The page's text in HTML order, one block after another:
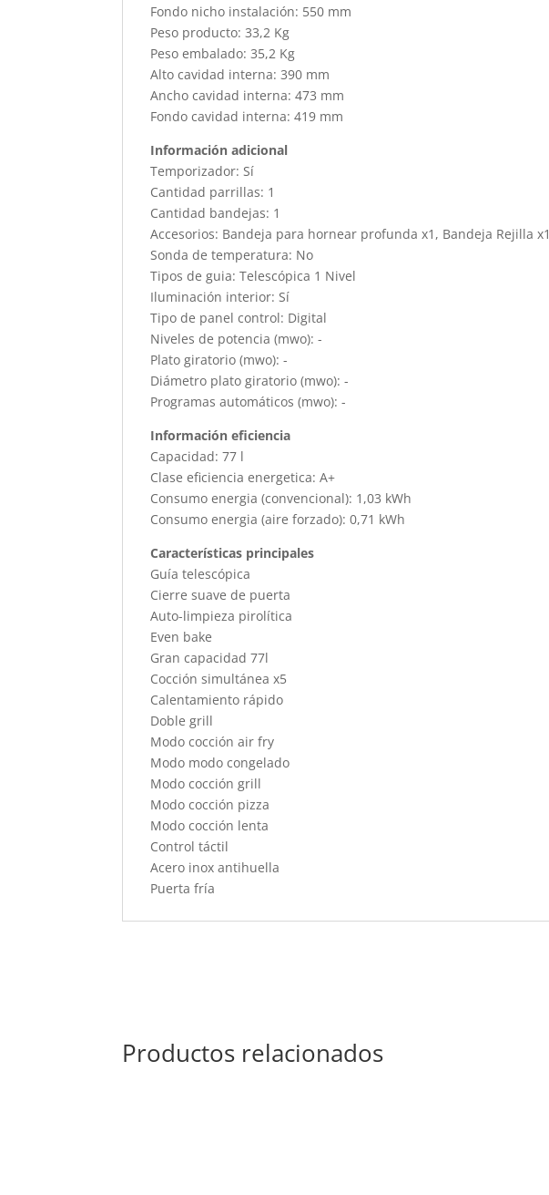
Fondo nicho instalación: 550 mm
Peso producto: 33,2 Kg
Peso embalado: 35,2 Kg
Alto cavidad interna: 390 mm
Ancho cavidad interna: 473 mm
Fondo cavidad interna: 419 mm
Información adicional
Temporizador: Sí
Cantidad parrillas: 1
Cantidad bandejas: 1
Accesorios: Bandeja para hornear profunda x1, Bandeja Rejilla x1
Sonda de temperatura: No
Tipos de guia: Telescópica 1 Nivel
Iluminación interior: Sí
Tipo de panel control: Digital
Niveles de potencia (mwo): -
Plato giratorio (mwo): -
Diámetro plato giratorio (mwo): -
Programas automáticos (mwo): -
Información eficiencia
Capacidad: 77 l
Clase eficiencia energetica: A+
Consumo energia (convencional): 1,03 kWh
Consumo energia (aire forzado): 0,71 kWh
Características principales
Guía telescópica
Cierre suave de puerta
Auto-limpieza pirolítica
Even bake
Gran capacidad 77l
Cocción simultánea x5
Calentamiento rápido
Doble grill
Modo cocción air fry
Modo modo congelado
Modo cocción grill
Modo cocción pizza
Modo cocción lenta
Control táctil
Acero inox antihuella
Puerta fría
Productos relacionados